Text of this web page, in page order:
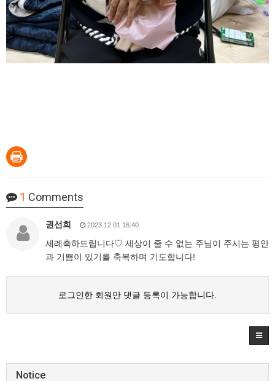
1 Comments
권선희 2023.12.01 16:40
세례축하드립니다♡ 세상이 줄 수 없는 주님이 주시는 평안
과 기쁨이 있기를 축복하며 기도합니다!
로그인한 회원만 댓글 등록이 가능합니다.
Notice